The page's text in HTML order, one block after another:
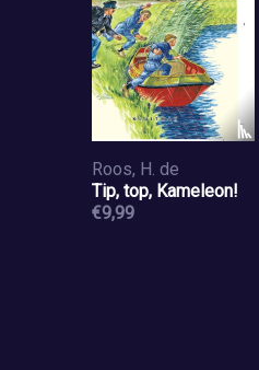
Roos, H. de
Tip, top, Kameleon!
€9,99